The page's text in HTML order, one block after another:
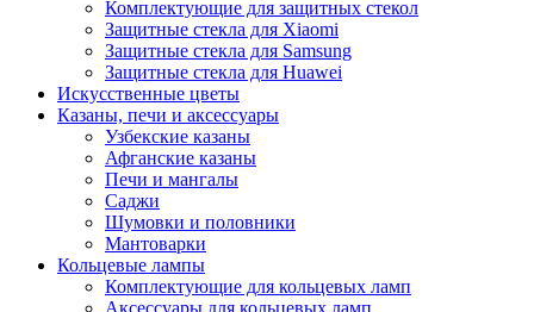
Комплектующие для защитных стекол
Защитные стекла для Xiaomi
Защитные стекла для Samsung
Защитные стекла для Huawei
Искусственные цветы
Казаны, печи и аксессуары
Узбекские казаны
Афганские казаны
Печи и мангалы
Саджи
Шумовки и половники
Мантоварки
Кольцевые лампы
Комплектующие для кольцевых ламп
Аксессуары для кольцевых ламп